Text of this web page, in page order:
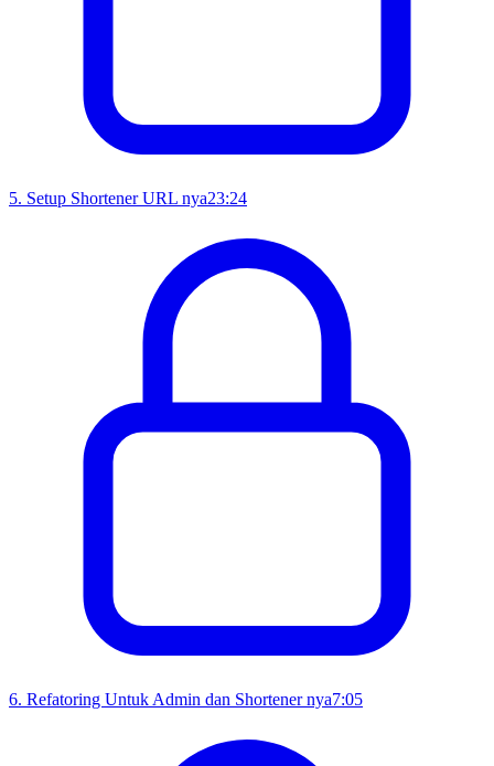
5. Setup Shortener URL nya23:24
6. Refatoring Untuk Admin dan Shortener nya7:05